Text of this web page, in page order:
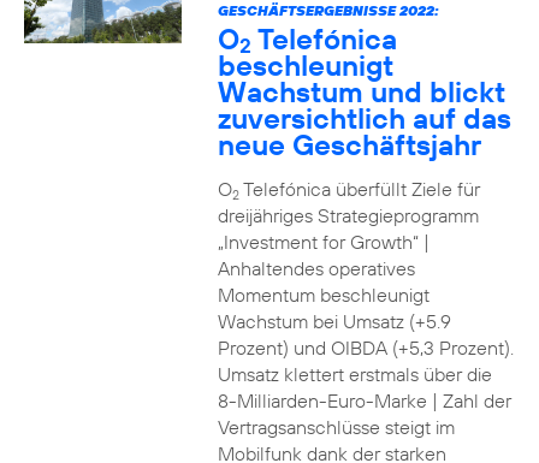
GESCHÄFTSERGEBNISSE 2022:
O2 Telefónica
beschleunigt
Wachstum und blickt
zuversichtlich auf das
neue Geschäftsjahr
O2Telefónica überfüllt Ziele für
dreijähriges Strategieprogramm
„Investment for Growth“ |
Anhaltendes operatives
Momentum beschleunigt
Wachstum bei Umsatz (+5.9
Prozent) und OIBDA (+5,3 Prozent).
Umsatz klettert erstmals über die
8-Milliarden-Euro-Marke | Zahl der
Vertragsanschlüsse steigt im
Mobilfunk dank der starken